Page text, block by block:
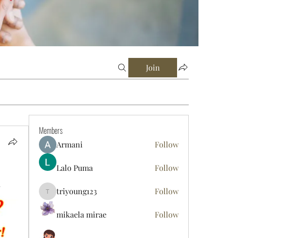
Join
Members
Armani Follow
Lalo Puma Follow
triyoung123
triyoung123 Follow
mikaela mirae Follow